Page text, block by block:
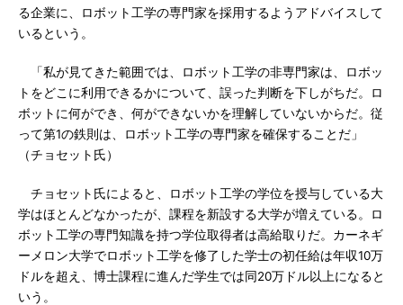
る企業に、ロボット工学の専門家を採用するようアドバイスして
いるという。
「私が見てきた範囲では、ロボット工学の非専門家は、ロボッ
トをどこに利用できるかについて、誤った判断を下しがちだ。ロ
ボットに何ができ、何ができないかを理解していないからだ。従
って第1の鉄則は、ロボット工学の専門家を確保することだ」
（チョセット氏）
チョセット氏によると、ロボット工学の学位を授与している大
学はほとんどなかったが、課程を新設する大学が増えている。ロ
ボット工学の専門知識を持つ学位取得者は高給取りだ。カーネギ
ーメロン大学でロボット工学を修了した学士の初任給は年収10万
ドルを超え、博士課程に進んだ学生では同20万ドル以上になると
いう。